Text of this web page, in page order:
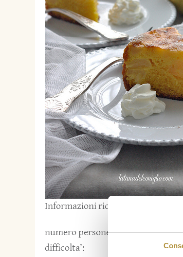
Informazioni ricetta:
numero persone:
6
difficolta’: